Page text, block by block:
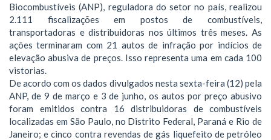
Biocombustíveis (ANP), reguladora do setor no país, realizou
2.111 fiscalizações em postos de combustíveis,
transportadoras e distribuidoras nos últimos três meses. As
ações terminaram com 21 autos de infração por indícios de
elevação abusiva de preços. Isso representa uma em cada 100
vistorias.
De acordo com os dados divulgados nesta sexta-feira (12) pela
ANP, de 9 de março e 3 de junho, os autos por preço abusivo
foram emitidos contra 16 distribuidoras de combustíveis
localizadas em São Paulo, no Distrito Federal, Paraná e Rio de
Janeiro; e cinco contra revendas de gás liquefeito de petróleo